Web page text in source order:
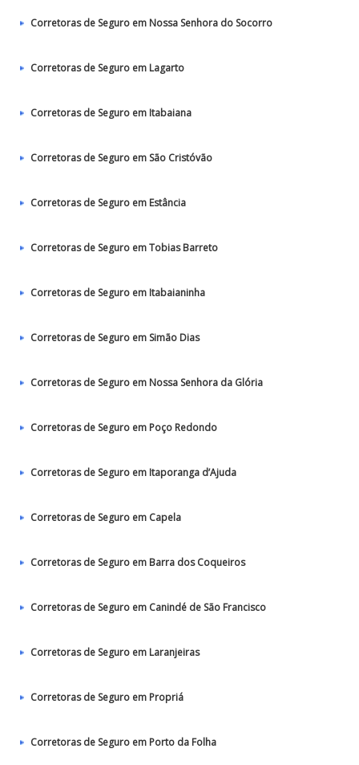
Corretoras de Seguro em Nossa Senhora do Socorro
Corretoras de Seguro em Lagarto
Corretoras de Seguro em Itabaiana
Corretoras de Seguro em São Cristóvão
Corretoras de Seguro em Estância
Corretoras de Seguro em Tobias Barreto
Corretoras de Seguro em Itabaianinha
Corretoras de Seguro em Simão Dias
Corretoras de Seguro em Nossa Senhora da Glória
Corretoras de Seguro em Poço Redondo
Corretoras de Seguro em Itaporanga d’Ajuda
Corretoras de Seguro em Capela
Corretoras de Seguro em Barra dos Coqueiros
Corretoras de Seguro em Canindé de São Francisco
Corretoras de Seguro em Laranjeiras
Corretoras de Seguro em Propriá
Corretoras de Seguro em Porto da Folha